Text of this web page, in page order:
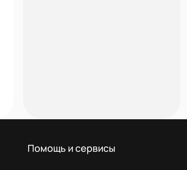
Помощь и сервисы